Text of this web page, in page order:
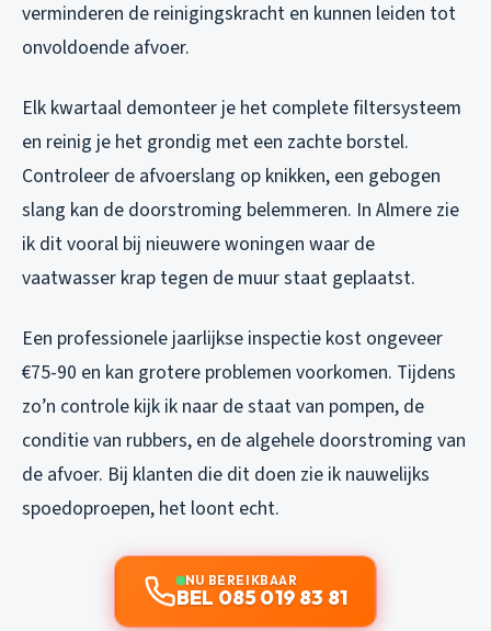
verminderen de reinigingskracht en kunnen leiden tot
onvoldoende afvoer.
Elk kwartaal demonteer je het complete filtersysteem
en reinig je het grondig met een zachte borstel.
Controleer de afvoerslang op knikken, een gebogen
slang kan de doorstroming belemmeren. In Almere zie
ik dit vooral bij nieuwere woningen waar de
vaatwasser krap tegen de muur staat geplaatst.
Een professionele jaarlijkse inspectie kost ongeveer
€75-90 en kan grotere problemen voorkomen. Tijdens
zo’n controle kijk ik naar de staat van pompen, de
conditie van rubbers, en de algehele doorstroming van
de afvoer. Bij klanten die dit doen zie ik nauwelijks
spoedoproepen, het loont echt.
NU BEREIKBAAR
BEL 085 019 83 81